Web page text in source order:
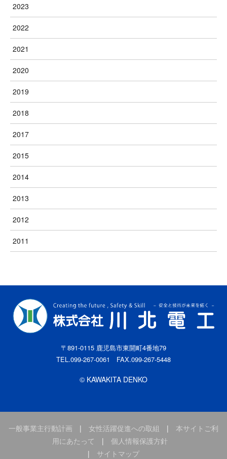
2023
2022
2021
2020
2019
2018
2017
2015
2014
2013
2012
2011
〒891-0115 鹿児島市東開町4番地79
TEL.099-267-0061 FAX.099-267-5448
© KAWAKITA DENKO
一般事業主行動計画 | 女性活躍促進への取組 | 本サイトご利
用にあたって | 個人情報保護方針
| サイトマップ